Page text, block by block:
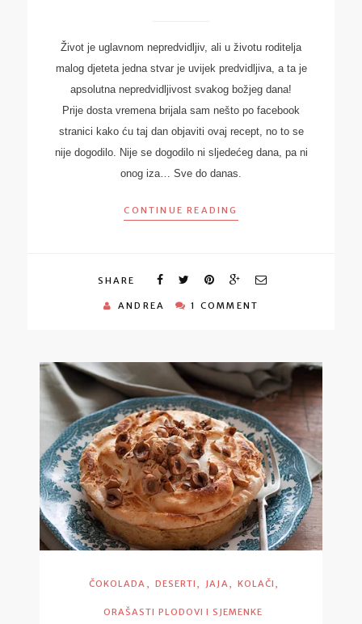
Život je uglavnom nepredvidljiv, ali u životu roditelja
malog djeteta jedna stvar je uvijek predvidljiva, a ta je
apsolutna nepredvidljivost svakog božjeg dana!
Prije dosta vremena brijala sam nešto po facebook
stranici kako ću taj dan objaviti ovaj recept, no to se
nije dogodilo. Nije se dogodilo ni sljedećeg dana, pa ni
onog iza… Sve do danas.
CONTINUE READING
SHARE
ANDREA 1 COMMENT
ČOKOLADA , DESERTI , JAJA, KOLAČI ,
ORAŠASTI PLODOVI I SJEMENKE